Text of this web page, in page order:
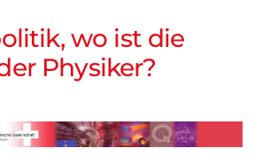
wo ist die
Physiker?